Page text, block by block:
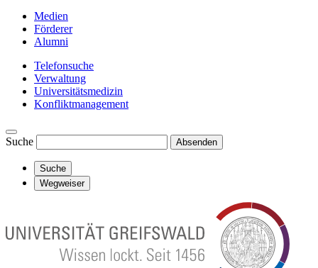
Medien
Förderer
Alumni
Telefonsuche
Verwaltung
Universitätsmedizin
Konfliktmanagement
Suche Absenden
Suche
Wegweiser